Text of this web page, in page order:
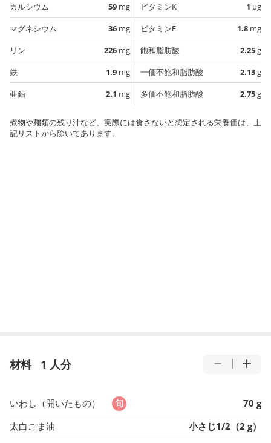
カルシウム
59 mg
マグネシウム
36 mg
リン
226 mg
鉄
1.9 mg
亜鉛
2.1 mg
ビタミンK
1 µg
ビタミンE
1.8 mg
飽和脂肪酸
2.25g
一価不飽和脂肪酸
2.13g
多価不飽和脂肪酸
2.75g
煮物や麺類の残り汁など、実際には食さないと想定される栄養価は、上
記リストから除いてあります。
材料 1 人分
いわし（開いたもの）
70 g
太白ごま油
小さじ1/2（2 g）